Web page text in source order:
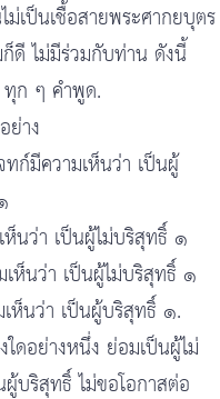
เป็นเชื้อสายพระศากยบุตร
ดี ไม่มีร่วมกับท่าน ดังนี้
ก ๆ คำพูด.
ย่าง
ก์มีความเห็นว่า เป็นผู้
นว่า เป็นผู้ไม่บริสุทธิ์ ๑
ห็นว่า เป็นผู้ไม่บริสุทธิ์ ๑
ห็นว่า เป็นผู้บริสุทธิ์ ๑.
ดอย่างหนึ่ง ย่อมเป็นผู้ไม่
บริสุทธิ์ ไม่ขอโอกาสต่อ